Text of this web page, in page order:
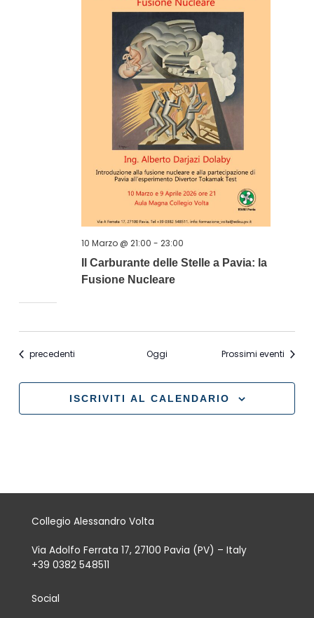
Il Carburante delle Stelle a Pavia: la
Fusione Nucleare
10 Marzo @ 21:00 - 23:00
Eventi
precedenti Oggi Prossimi eventi
ISCRIVITI AL CALENDARIO
Collegio Alessandro Volta
Via Adolfo Ferrata 17, 27100 Pavia (PV) – Italy
+39 0382 548511
Social